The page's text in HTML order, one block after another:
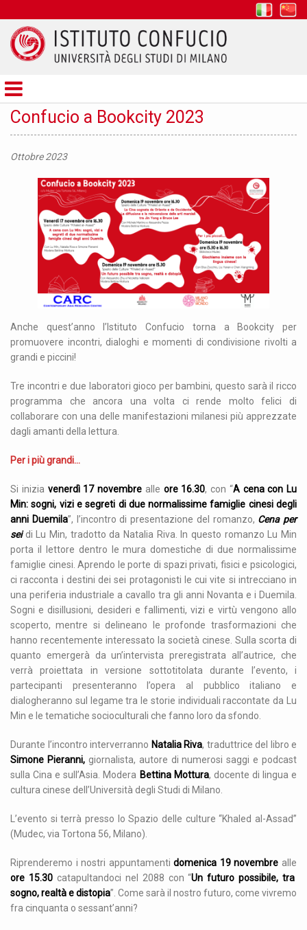
Confucio
Confucio a Bookcity 2023
Ottobre 2023
Anche quest’anno l’Istituto Confucio torna a Bookcity per
promuovere incontri, dialoghi e momenti di condivisione rivolti a
grandi e piccini!
Tre incontri e due laboratori gioco per bambini, questo sarà il ricco
programma che ancora una volta ci rende molto felici di
collaborare con una delle manifestazioni milanesi più apprezzate
dagli amanti della lettura.
Per i più grandi…
Si inizia venerdì 17 novembre alle ore 16.30, con “A cena con Lu
Min: sogni, vizi e segreti di due normalissime famiglie cinesi degli
anni Duemila”, l’incontro di presentazione del romanzo, Cena per
seidi Lu Min, tradotto da Natalia Riva. In questo romanzo Lu Min
porta il lettore dentro le mura domestiche di due normalissime
famiglie cinesi. Aprendo le porte di spazi privati, fisici e psicologici,
ci racconta i destini dei sei protagonisti le cui vite si intrecciano in
una periferia industriale a cavallo tra gli anni Novanta e i Duemila.
Sogni e disillusioni, desideri e fallimenti, vizi e virtù vengono allo
scoperto, mentre si delineano le profonde trasformazioni che
hanno recentemente interessato la società cinese. Sulla scorta di
quanto emergerà da un’intervista preregistrata all’autrice, che
verrà proiettata in versione sottotitolata durante l’evento, i
partecipanti presenteranno l’opera al pubblico italiano e
dialogheranno sul legame tra le storie individuali raccontate da Lu
Min e le tematiche socioculturali che fanno loro da sfondo.
Durante l’incontro interverranno Natalia Riva, traduttrice del libro e
Simone Pieranni,giornalista, autore di numerosi saggi e podcast
sulla Cina e sull’Asia. Modera Bettina Mottura, docente di lingua e
cultura cinese dell’Università degli Studi di Milano.
L’evento si terrà presso lo Spazio delle culture “Khaled al-Assad”
(Mudec, via Tortona 56, Milano).
Riprenderemo i nostri appuntamentidomenica 19 novembre alle
ore 15.30 catapultandoci nel 2088 con “Un futuro possibile, tra
sogno, realtà e distopia”. Come sarà il nostro futuro, come vivremo
fra cinquanta o sessant’anni?